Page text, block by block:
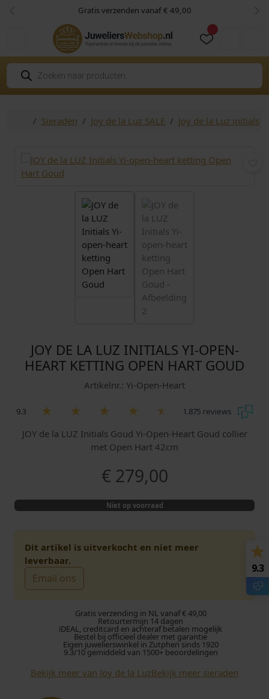
Skip to content
Skip to footer Gratis verzenden vanaf € 49,00
Vorige
P
o
d
HomeSieraden Joy de la Luz SALE Joy de la Luz initials
JOY DE LA LUZ INITIALS YI-OPEN-
HEART KETTING OPEN HART GOUD
Artikelnr.: Yi-Open-Heart
9.3 1.875 reviews
JOY de la LUZ Initials Goud Yi-Open-Heart Goud collier
met Open Hart 42cm
€279,00
Niet op voorraad
Dit artikel is uitverkocht en niet meer
leverbaar.
Email ons
Gratis verzending in NL vanaf € 49,00
Retourtermijn 14 dagen
iDEAL, creditcard en achteraf betalen mogelijk
Bestel bij officieel dealer met garantie
Eigen juwelierswinkel in Zutphen sinds 1920
9.3/10 gemiddeld van 1500+ beoordelingen
Bekijk meer van Joy de la LuzBekijk meer sieraden
9.3